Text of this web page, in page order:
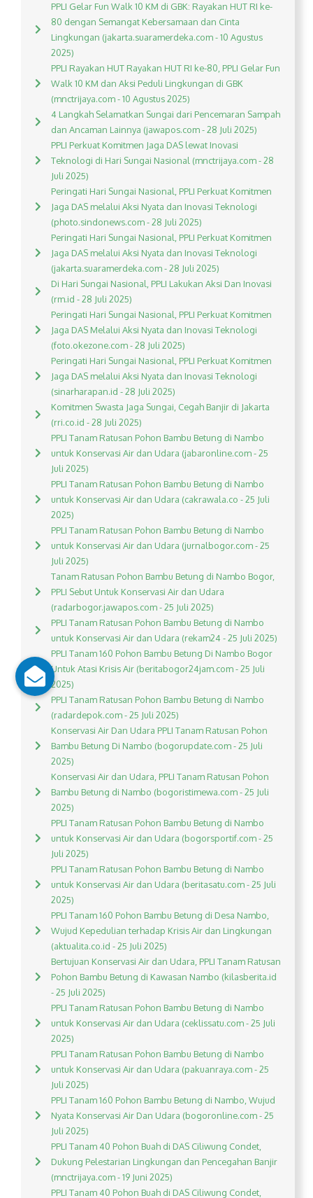
PPLI Gelar Fun Walk 10 KM di GBK: Rayakan HUT RI ke-
80 dengan Semangat Kebersamaan dan Cinta
Lingkungan (jakarta.suaramerdeka.com - 10 Agustus
2025)
PPLI Rayakan HUT Rayakan HUT RI ke-80, PPLI Gelar Fun
Walk 10 KM dan Aksi Peduli Lingkungan di GBK
(mnctrijaya.com - 10 Agustus 2025)
4 Langkah Selamatkan Sungai dari Pencemaran Sampah
dan Ancaman Lainnya (jawapos.com - 28 Juli 2025)
PPLI Perkuat Komitmen Jaga DAS lewat Inovasi
Teknologi di Hari Sungai Nasional (mnctrijaya.com - 28
Juli 2025)
Peringati Hari Sungai Nasional, PPLI Perkuat Komitmen
Jaga DAS melalui Aksi Nyata dan Inovasi Teknologi
(photo.sindonews.com - 28 Juli 2025)
Peringati Hari Sungai Nasional, PPLI Perkuat Komitmen
Jaga DAS melalui Aksi Nyata dan Inovasi Teknologi
(jakarta.suaramerdeka.com - 28 Juli 2025)
Di Hari Sungai Nasional, PPLI Lakukan Aksi Dan Inovasi
(rm.id - 28 Juli 2025)
Peringati Hari Sungai Nasional, PPLI Perkuat Komitmen
Jaga DAS Melalui Aksi Nyata dan Inovasi Teknologi
(foto.okezone.com - 28 Juli 2025)
Peringati Hari Sungai Nasional, PPLI Perkuat Komitmen
Jaga DAS melalui Aksi Nyata dan Inovasi Teknologi
(sinarharapan.id - 28 Juli 2025)
Komitmen Swasta Jaga Sungai, Cegah Banjir di Jakarta
(rri.co.id - 28 Juli 2025)
PPLI Tanam Ratusan Pohon Bambu Betung di Nambo
untuk Konservasi Air dan Udara (jabaronline.com - 25
Juli 2025)
PPLI Tanam Ratusan Pohon Bambu Betung di Nambo
untuk Konservasi Air dan Udara (cakrawala.co - 25 Juli
2025)
PPLI Tanam Ratusan Pohon Bambu Betung di Nambo
untuk Konservasi Air dan Udara (jurnalbogor.com - 25
Juli 2025)
Tanam Ratusan Pohon Bambu Betung di Nambo Bogor,
PPLI Sebut Untuk Konservasi Air dan Udara
(radarbogor.jawapos.com - 25 Juli 2025)
PPLI Tanam Ratusan Pohon Bambu Betung di Nambo
untuk Konservasi Air dan Udara (rekam24 - 25 Juli 2025)
PPLI Tanam 160 Pohon Bambu Betung Di Nambo Bogor
Untuk Atasi Krisis Air (beritabogor24jam.com - 25 Juli
2025)
PPLI Tanam Ratusan Pohon Bambu Betung di Nambo
(radardepok.com - 25 Juli 2025)
Konservasi Air Dan Udara PPLI Tanam Ratusan Pohon
Bambu Betung Di Nambo (bogorupdate.com - 25 Juli
2025)
Konservasi Air dan Udara, PPLI Tanam Ratusan Pohon
Bambu Betung di Nambo (bogoristimewa.com - 25 Juli
2025)
PPLI Tanam Ratusan Pohon Bambu Betung di Nambo
untuk Konservasi Air dan Udara (bogorsportif.com - 25
Juli 2025)
PPLI Tanam Ratusan Pohon Bambu Betung di Nambo
untuk Konservasi Air dan Udara (beritasatu.com - 25 Juli
2025)
PPLI Tanam 160 Pohon Bambu Betung di Desa Nambo,
Wujud Kepedulian terhadap Krisis Air dan Lingkungan
(aktualita.co.id - 25 Juli 2025)
Bertujuan Konservasi Air dan Udara, PPLI Tanam Ratusan
Pohon Bambu Betung di Kawasan Nambo (kilasberita.id
- 25 Juli 2025)
PPLI Tanam Ratusan Pohon Bambu Betung di Nambo
untuk Konservasi Air dan Udara (ceklissatu.com - 25 Juli
2025)
PPLI Tanam Ratusan Pohon Bambu Betung di Nambo
untuk Konservasi Air dan Udara (pakuanraya.com - 25
Juli 2025)
PPLI Tanam 160 Pohon Bambu Betung di Nambo, Wujud
Nyata Konservasi Air Dan Udara (bogoronline.com - 25
Juli 2025)
PPLI Tanam 40 Pohon Buah di DAS Ciliwung Condet,
Dukung Pelestarian Lingkungan dan Pencegahan Banjir
(mnctrijaya.com - 19 Juni 2025)
PPLI Tanam 40 Pohon Buah di DAS Ciliwung Condet,